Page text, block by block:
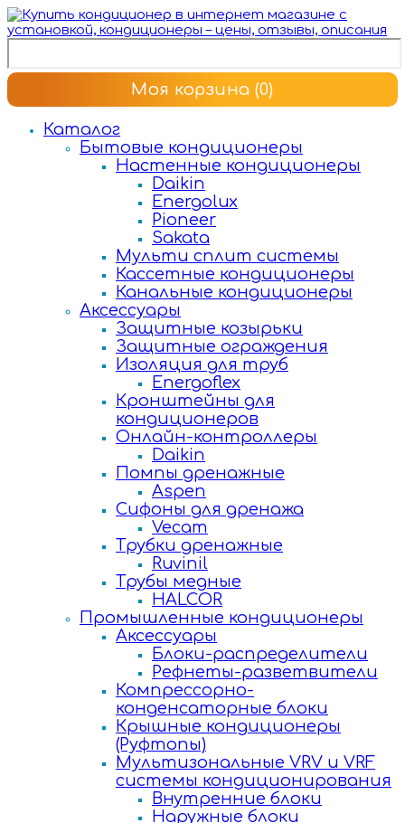
Моя корзина (0)
Каталог
Бытовые кондиционеры
Настенные кондиционеры
Daikin
Energolux
Pioneer
Sakata
Мульти сплит системы
Кассетные кондиционеры
Канальные кондиционеры
Аксессуары
Защитные козырьки
Защитные ограждения
Изоляция для труб
Energoflex
Кронштейны для
кондиционеров
Онлайн-контроллеры
Daikin
Помпы дренажные
Aspen
Сифоны для дренажа
Vecam
Трубки дренажные
Ruvinil
Трубы медные
HALCOR
Промышленные кондиционеры
Аксессуары
Блоки-распределители
Рефнеты-разветвители
Компрессорно-
конденсаторные блоки
Крышные кондиционеры
(Руфтопы)
Мультизональные VRV и VRF
системы кондиционирования
Внутренние блоки
Наружные блоки